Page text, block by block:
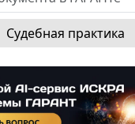
Судебная практика